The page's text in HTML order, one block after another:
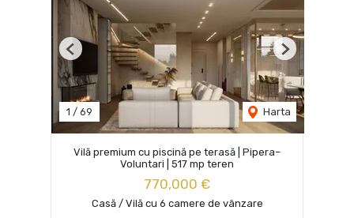
1 / 69 Harta
Previous Next
Vilă premium cu piscină pe terasă | Pipera–
Voluntari | 517 mp teren
770,000 €
Casă / Vilă cu 6 camere de vânzare